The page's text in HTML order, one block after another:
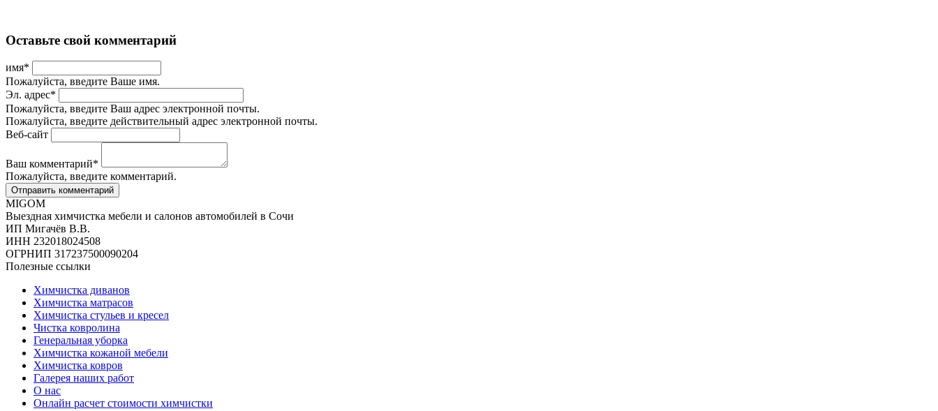
Оставьте свой комментарий
имя*
Пожалуйста, введите Ваше имя.
Эл. адрес*
Пожалуйста, введите Ваш адрес электронной почты.
Пожалуйста, введите действительный адрес электронной почты.
Веб-сайт
Ваш комментарий*
Пожалуйста, введите комментарий.
MIGOM
Выездная химчистка мебели и салонов автомобилей в Сочи
ИП Мигачёв В.В.
ИНН 232018024508
ОГРНИП 317237500090204
Полезные ссылки
Химчистка диванов
Химчистка матрасов
Химчистка стульев и кресел
Чистка ковролина
Генеральная уборка
Химчистка кожаной мебели
Химчистка ковров
Галерея наших работ
О нас
Онлайн расчет стоимости химчистки